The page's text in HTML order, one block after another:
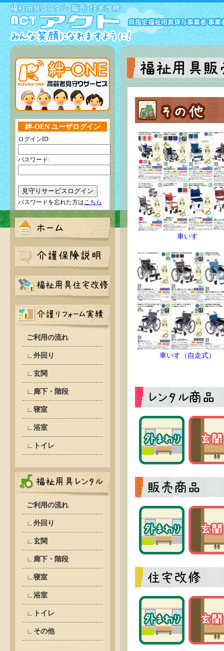
絆-OEN ユーザログイン
ログインID:
パスワード:
パスワードを忘れた方はこちら
ご利用の流れ
∟外回り
∟玄関
∟廊下・階段
∟寝室
∟浴室
∟トイレ
ご利用の流れ
∟外回り
∟玄関
∟廊下・階段
∟寝室
∟浴室
∟トイレ
∟その他
車いす
車いす（自走式）